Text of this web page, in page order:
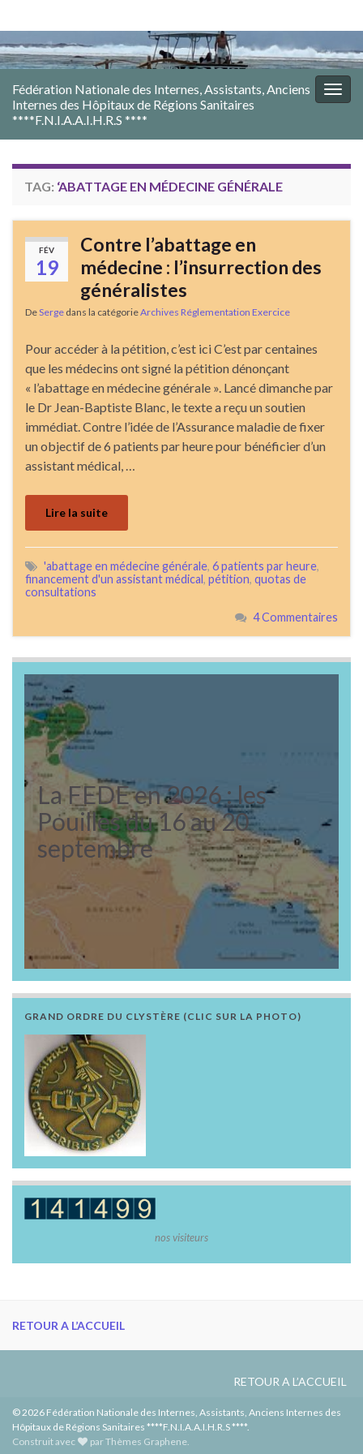
Fédération Nationale des Internes, Assistants, Anciens
Internes des Hôpitaux de Régions Sanitaires
****F.N.I.A.A.I.H.R.S ****
TAG: ‘ABATTAGE EN MÉDECINE GÉNÉRALE
FÉV
19
Contre l’abattage en
médecine : l’insurrection des
généralistes
DeSerge dans la catégorieArchives Réglementation Exercice
Pour accéder à la pétition, c’est ici C’est par centaines
que les médecins ont signé la pétition dénonçant
« l’abattage en médecine générale ». Lancé dimanche par
le Dr Jean-Baptiste Blanc, le texte a reçu un soutien
immédiat. Contre l’idée de l’Assurance maladie de fixer
un objectif de 6 patients par heure pour bénéficier d’un
assistant médical, …
Lire la suite
'abattage en médecine générale, 6 patients par heure,
financement d'un assistant médical, pétition, quotas de
consultations
4 Commentaires
La FEDE en 2026 : les
Pouilles du 16 au 20
septembre
GRAND ORDRE DU CLYSTÈRE (CLIC SUR LA PHOTO)
nos visiteurs
RETOUR A L’ACCUEIL
RETOUR A L’ACCUEIL
© 2026 Fédération Nationale des Internes, Assistants, Anciens Internes des
Hôpitaux de Régions Sanitaires ****F.N.I.A.A.I.H.R.S ****.
Construit avec
parThèmes Graphene